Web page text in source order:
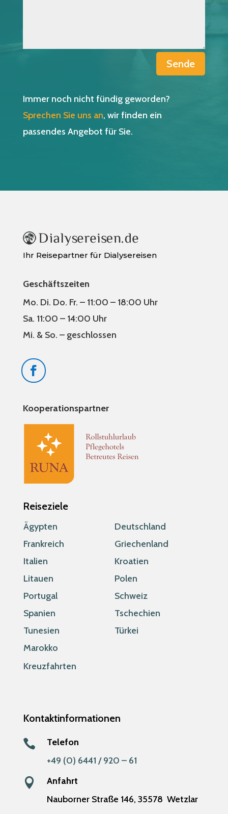
Sende
Immer noch nicht fündig geworden?
Sprechen Sie uns an, wir finden ein
passendes Angebot für Sie.
Ihr Reisepartner für Dialysereisen
Geschäftszeiten
Mo. Di. Do. Fr. – 11:00 – 18:00 Uhr
Sa. 11:00 – 14:00 Uhr
Mi. & So. – geschlossen
Kooperationspartner
Reiseziele
Ägypten
Deutschland
Frankreich
Griechenland
Italien
Kroatien
Litauen
Polen
Portugal
Schweiz
Spanien
Tschechien
Tunesien
Türkei
Marokko
Kreuzfahrten
Kontaktinformationen

Telefon
+49 (0) 6441 / 920 – 61

Anfahrt
Nauborner Straße 146, 35578 Wetzlar